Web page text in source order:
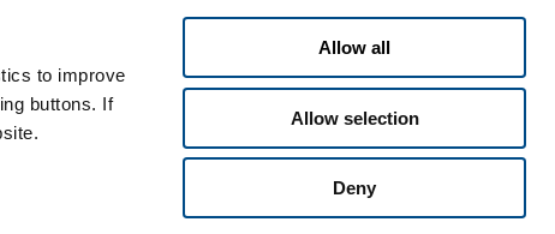
to improve
buttons. If
Allow all
Allow selection
Deny
parte, in relazione al trattamento dei propri dati
personali necessari per la navigazione sul Sito.